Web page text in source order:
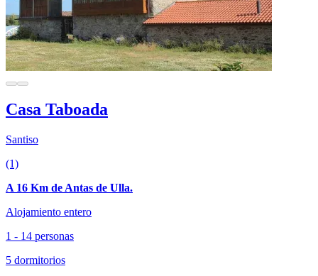
Casa Taboada
Santiso
(1)
A 16 Km de Antas de Ulla.
Alojamiento entero
1 - 14 personas
5 dormitorios